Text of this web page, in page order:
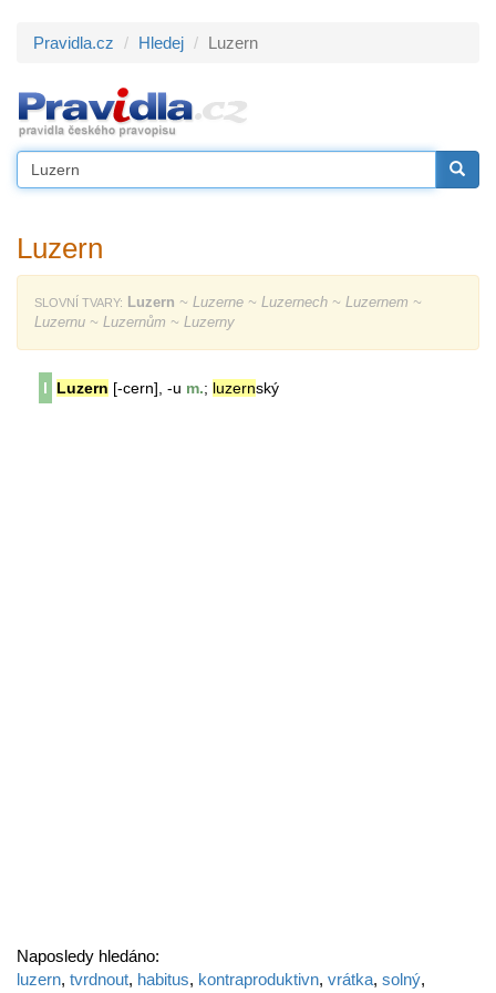
Pravidla.cz Hledej Luzern
Luzern
SLOVNÍ TVARY: Luzern ~ Luzerne ~ Luzernech ~ Luzernem ~
Luzernu ~ Luzernům ~ Luzerny
l Luzern [-cern], -u m.; luzernský
Naposledy hledáno:
luzern, tvrdnout, habitus, kontraproduktivn, vrátka, solný,